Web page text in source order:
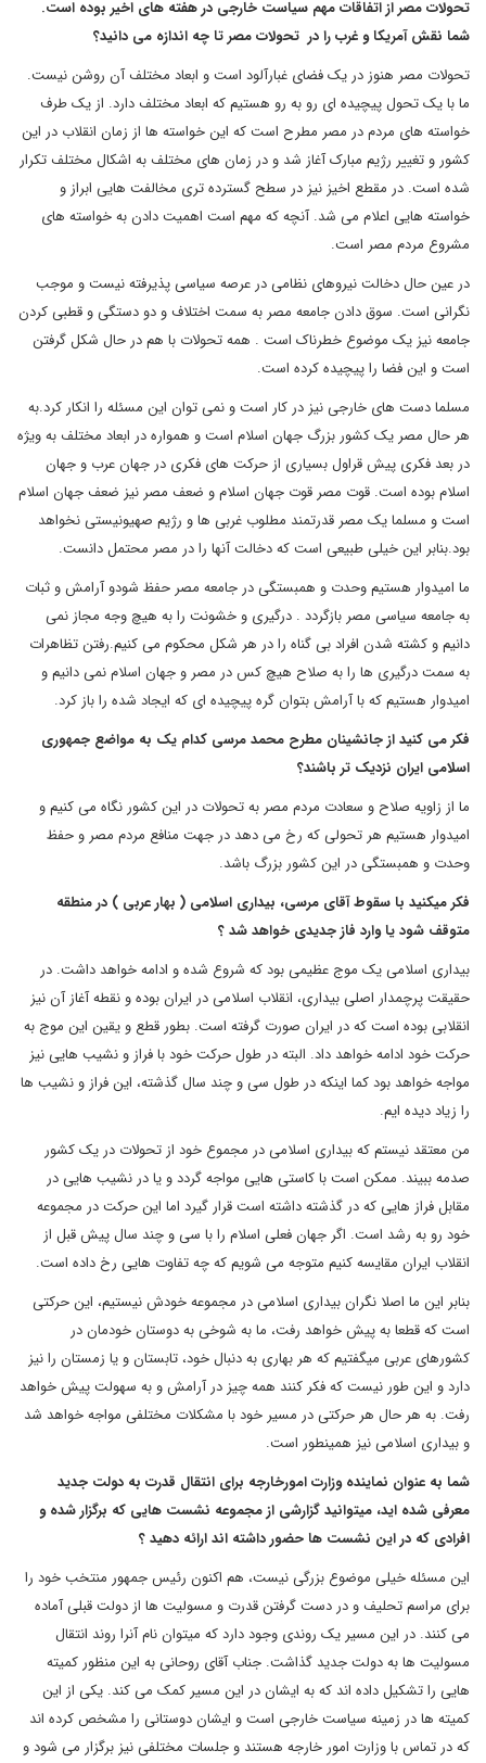
تحولات مصر از اتفاقات مهم سیاست خارجی در هفته های اخیر بوده است.
شما نقش آمریکا و غرب را در تحولات مصر تا چه اندازه می دانید؟
تحولات مصر هنوز در یک فضای غبارآلود است و ابعاد مختلف آن روشن نیست.
ما با یک تحول پیچیده ای رو به رو هستیم که ابعاد مختلف دارد. از یک طرف
خواسته های مردم در مصر مطرح است که این خواسته ها از زمان انقلاب در این
کشور و تغییر رژیم مبارک آغاز شد و در زمان های مختلف به اشکال مختلف تکرار
شده است. در مقطع اخیز نیز در سطح گسترده تری مخالفت هایی ابراز و
خواسته هایی اعلام می شد. آنچه که مهم است اهمیت دادن به خواسته های
مشروع مردم مصر است.
در عین حال دخالت نیروهای نظامی در عرصه سیاسی پذیرفته نیست و موجب
نگرانی است. سوق دادن جامعه مصر به سمت اختلاف و دو دستگی و قطبی کردن
جامعه نیز یک موضوع خطرناک است . همه تحولات با هم در حال شکل گرفتن
است و این فضا را پیچیده کرده است.
مسلما دست های خارجی نیز در کار است و نمی توان این مسئله را انکار کرد.به
هر حال مصر یک کشور بزرگ جهان اسلام است و همواره در ابعاد مختلف به ویژه
در بعد فکری پیش قراول بسیاری از حرکت های فکری در جهان عرب و جهان
اسلام بوده است. قوت مصر قوت جهان اسلام و ضعف مصر نیز ضعف جهان اسلام
است و مسلما یک مصر قدرتمند مطلوب غربی ها و رژیم صهیونیستی نخواهد
بود.بنابر این خیلی طبیعی است که دخالت آنها را در مصر محتمل دانست.
ما امیدوار هستیم وحدت و همبستگی در جامعه مصر حفظ شودو آرامش و ثبات
به جامعه سیاسی مصر بازگردد . درگیری و خشونت را به هیچ وجه مجاز نمی
دانیم و کشته شدن افراد بی گناه را در هر شکل محکوم می کنیم.رفتن تظاهرات
به سمت درگیری ها را به صلاح هیچ کس در مصر و جهان اسلام نمی دانیم و
امیدوار هستیم که با آرامش بتوان گره پیچیده ای که ایجاد شده را باز کرد.
فکر می کنید از جانشینان مطرح محمد مرسی کدام یک به مواضع جمهوری
اسلامی ایران نزدیک تر باشند؟
ما از زاویه صلاح و سعادت مردم مصر به تحولات در این کشور نگاه می کنیم و
امیدوار هستیم هر تحولی که رخ می دهد در جهت منافع مردم مصر و حفظ
وحدت و همبستگی در این کشور بزرگ باشد.
فکر میکنید با سقوط آقای مرسی، بیداری اسلامی ( بهار عربی ) در منطقه
متوقف شود یا وارد فاز جدیدی خواهد شد ؟
بیداری اسلامی یک موج عظیمی بود که شروع شده و ادامه خواهد داشت. در
حقیقت پرچمدار اصلی بیداری، انقلاب اسلامی در ایران بوده و نقطه آغاز آن نیز
انقلابی بوده است که در ایران صورت گرفته است. بطور قطع و یقین این موج به
حرکت خود ادامه خواهد داد. البته در طول حرکت خود با فراز و نشیب هایی نیز
مواجه خواهد بود کما اینکه در طول سی و چند سال گذشته، این فراز و نشیب ها
را زیاد دیده ایم.
من معتقد نیستم که بیداری اسلامی در مجموع خود از تحولات در یک کشور
صدمه ببیند. ممکن است با کاستی هایی مواجه گردد و یا در نشیب هایی در
مقابل فراز هایی که در گذشته داشته است قرار گیرد اما این حرکت در مجموعه
خود رو به رشد است. اگر جهان فعلی اسلام را با سی و چند سال پیش قبل از
انقلاب ایران مقایسه کنیم متوجه می شویم که چه تفاوت هایی رخ داده است.
بنابر این ما اصلا نگران بیداری اسلامی در مجموعه خودش نیستیم، این حرکتی
است که قطعا به پیش خواهد رفت، ما به شوخی به دوستان خودمان در
کشورهای عربی میگفتیم که هر بهاری به دنبال خود، تابستان و یا زمستان را نیز
دارد و این طور نیست که فکر کنند همه چیز در آرامش و به سهولت پیش خواهد
رفت. به هر حال هر حرکتی در مسیر خود با مشکلات مختلفی مواجه خواهد شد
و بیداری اسلامی نیز همینطور است.
شما به عنوان نماینده وزارت امورخارجه برای انتقال قدرت به دولت جدید
معرفی شده اید، میتوانید گزارشی از مجموعه نشست هایی که برگزار شده و
افرادی که در این نشست ها حضور داشته اند ارائه دهید ؟
این مسئله خیلی موضوع بزرگی نیست، هم اکنون رئیس جمهور منتخب خود را
برای مراسم تحلیف و در دست گرفتن قدرت و مسولیت ها از دولت قبلی آماده
می کنند. در این مسیر یک روندی وجود دارد که میتوان نام آنرا روند انتقال
مسولیت ها به دولت جدید گذاشت. جناب آقای روحانی به این منظور کمیته
هایی را تشکیل داده اند که به ایشان در این مسیر کمک می کند. یکی از این
کمیته ها در زمینه سیاست خارجی است و ایشان دوستانی را مشخص کرده اند
که در تماس با وزارت امور خارجه هستند و جلسات مختلفی نیز برگزار می شود و